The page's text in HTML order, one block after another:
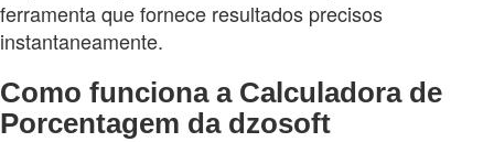
ferramenta que fornece resultados precisos
instantaneamente.
Como funciona a Calculadora de
Porcentagem da dzosoft